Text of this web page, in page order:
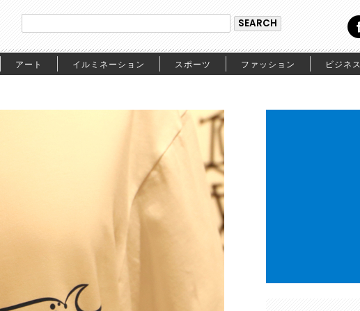
アート イルミネーション スポーツ ファッション ビジネス